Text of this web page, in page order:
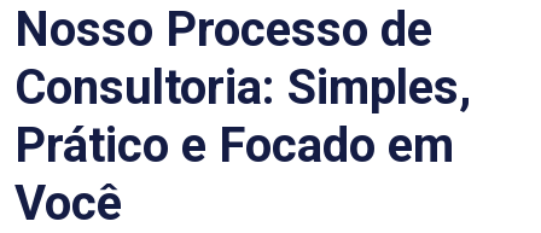
Nosso Processo de
Consultoria: Simples,
Prático e Focado em
Você